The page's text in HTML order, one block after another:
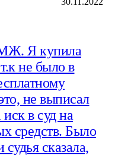
Я купила
не было в
не выписал
в суд на
средств. Было
судья сказала,